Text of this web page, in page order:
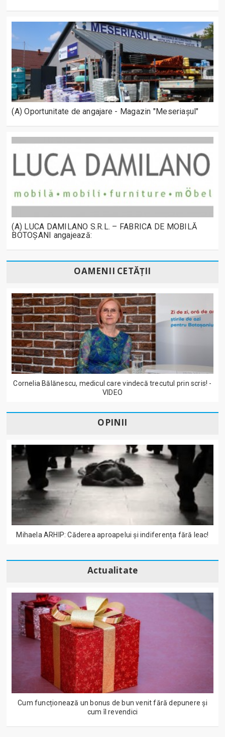
(A) Oportunitate de angajare - Magazin "Meseriașul"
(A) LUCA DAMILANO S.R.L. – FABRICA DE MOBILĂ
BOTOȘANI angajează:
OAMENII CETĂȚII
Cornelia Bălănescu, medicul care vindecă trecutul prin scris! -
VIDEO
OPINII
Mihaela ARHIP: Căderea aproapelui și indiferența fără leac!
Actualitate
Cum funcționează un bonus de bun venit fără depunere și
cum îl revendici